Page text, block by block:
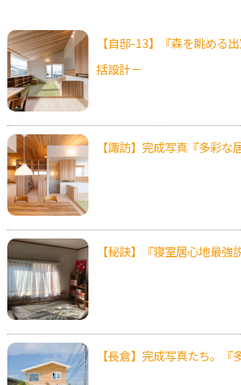
【自邸-13】『森を眺める
括設計－
【諏訪】完成写真『多彩
【秘訣】『寝室居心地最
【長倉】完成写真たち。